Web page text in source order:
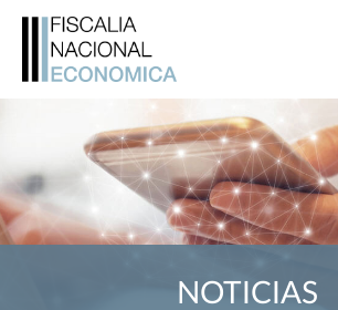
NOTICIAS